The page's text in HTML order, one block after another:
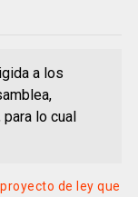
a los
lo cual
de ley que